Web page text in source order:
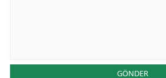
GÖNDER